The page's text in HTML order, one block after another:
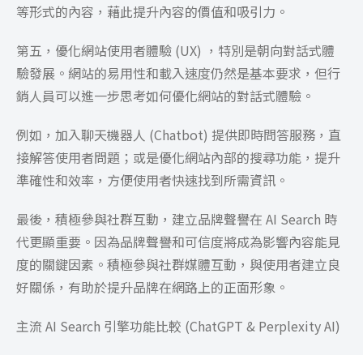
等形式的內容，藉此提升內容的價值和吸引力。
第五，優化網站使用者體驗 (UX) ，特別是朝向對話式體
驗發展。網站的易用性和載入速度仍然是基本要求，但行
銷人員可以進一步思考如何優化網站的對話式體驗。
例如，加入聊天機器人 (Chatbot) 提供即時問答服務，直
接解答使用者問題；或是優化網站內部的搜尋功能，提升
準確性和效率，方便使用者快速找到所需資訊。
最後，積極參與社群互動，建立品牌聲譽在 AI Search 時
代更顯重要。因為品牌聲譽和可信度將成為影響內容能見
度的關鍵因素。積極參與社群媒體互動，與使用者建立良
好關係，有助於提升品牌在網路上的正面形象。
主流 AI Search 引擎功能比較 (ChatGPT & Perplexity AI)